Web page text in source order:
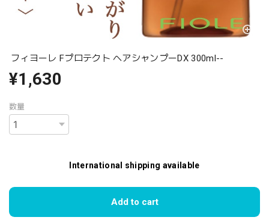
フィヨーレ Fプロテクト ヘアシャンプーDX 300ml--
¥1,630
数量
International shipping available
Add to cart